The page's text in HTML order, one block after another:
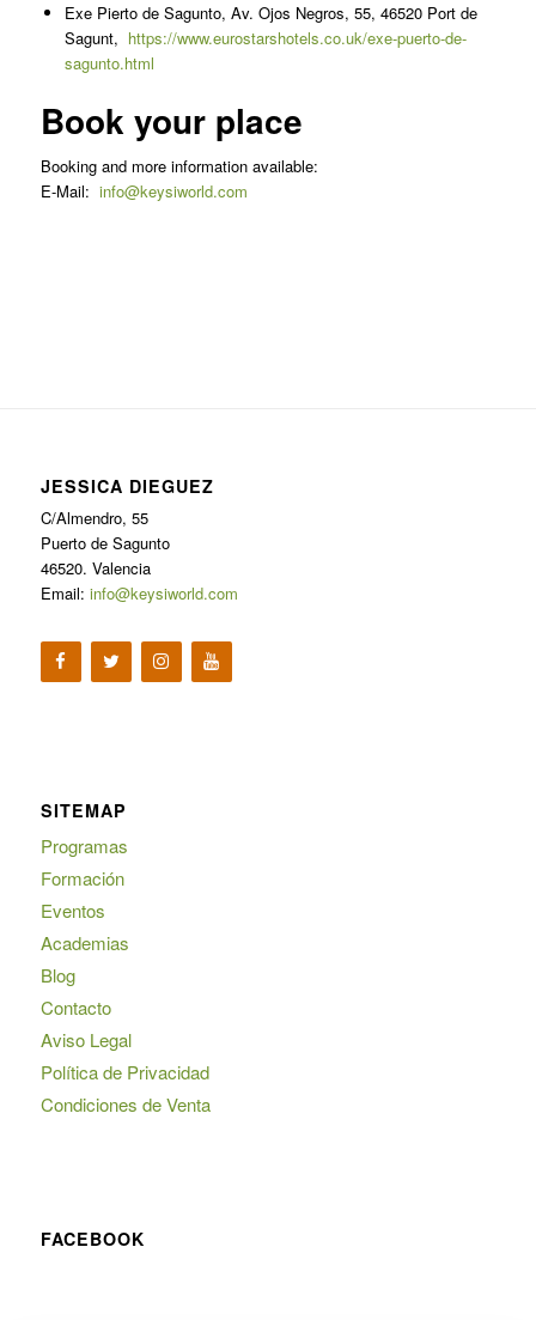
Exe Pierto de Sagunto, Av. Ojos Negros, 55, 46520 Port de
Sagunt, https://www.eurostarshotels.co.uk/exe-puerto-de-
sagunto.html
Book your place
Booking and more information available:
E-Mail: info@keysiworld.com
JESSICA DIEGUEZ
C/Almendro, 55
Puerto de Sagunto
46520. Valencia
Email: info@keysiworld.com
SITEMAP
Programas
Formación
Eventos
Academias
Blog
Contacto
Aviso Legal
Política de Privacidad
Condiciones de Venta
FACEBOOK